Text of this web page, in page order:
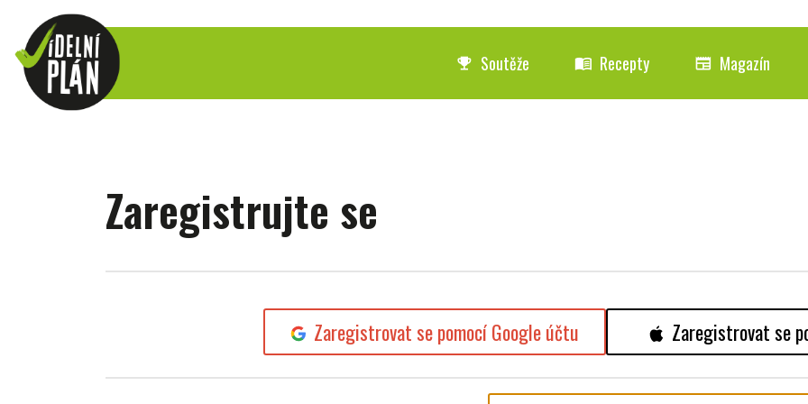
emoji_events Soutěže menu_book Recepty newspaper Magazín
Zaregistrujte se
Zaregistrovat se pomocí Google účtu Zaregistrovat se